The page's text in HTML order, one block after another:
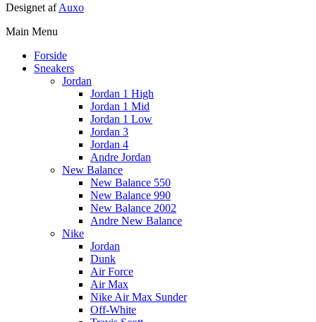
Designet afAuxo
Main Menu
Forside
Sneakers
Jordan
Jordan 1 High
Jordan 1 Mid
Jordan 1 Low
Jordan 3
Jordan 4
Andre Jordan
New Balance
New Balance 550
New Balance 990
New Balance 2002
Andre New Balance
Nike
Jordan
Dunk
Air Force
Air Max
Nike Air Max Sunder
Off-White